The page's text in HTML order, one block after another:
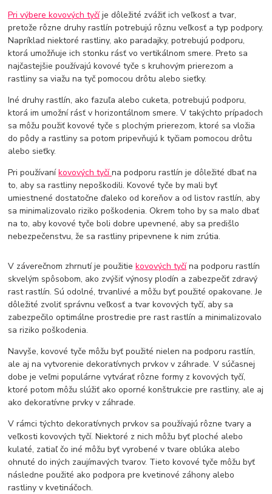
Pri výbere kovových tyčíje dôležité zvážiť ich veľkosť a tvar,
pretože rôzne druhy rastlín potrebujú rôznu veľkosť a typ podpory.
Napríklad niektoré rastliny, ako paradajky, potrebujú podporu,
ktorá umožňuje ich stonku rásť vo vertikálnom smere. Preto sa
najčastejšie používajú kovové tyče s kruhovým prierezom a
rastliny sa viažu na tyč pomocou drôtu alebo sieťky.
Iné druhy rastlín, ako fazuľa alebo cuketa, potrebujú podporu,
ktorá im umožní rásť v horizontálnom smere. V takýchto prípadoch
sa môžu použiť kovové tyče s plochým prierezom, ktoré sa vložia
do pôdy a rastliny sa potom pripevňujú k tyčiam pomocou drôtu
alebo sieťky.
Pri používaníkovových tyčína podporu rastlín je dôležité dbať na
to, aby sa rastliny nepoškodili. Kovové tyče by mali byť
umiestnené dostatočne ďaleko od koreňov a od listov rastlín, aby
sa minimalizovalo riziko poškodenia. Okrem toho by sa malo dbať
na to, aby kovové tyče boli dobre upevnené, aby sa predišlo
nebezpečenstvu, že sa rastliny pripevnene k nim zrútia.
V záverečnom zhrnutí je použitiekovových tyčína podporu rastlín
skvelým spôsobom, ako zvýšiť výnosy plodín a zabezpečiť zdravý
rast rastlín. Sú odolné, trvanlivé a môžu byť použité opakovane. Je
dôležité zvoliť správnu veľkosť a tvar kovových tyčí, aby sa
zabezpečilo optimálne prostredie pre rast rastlín a minimalizovalo
sa riziko poškodenia.
Navyše, kovové tyče môžu byť použité nielen na podporu rastlín,
ale aj na vytvorenie dekoratívnych prvkov v záhrade. V súčasnej
dobe je veľmi populárne vytvárať rôzne formy z kovových tyčí,
ktoré potom môžu slúžiť ako oporné konštrukcie pre rastliny, ale aj
ako dekoratívne prvky v záhrade.
V rámci týchto dekoratívnych prvkov sa používajú rôzne tvary a
veľkosti kovových tyčí. Niektoré z nich môžu byť ploché alebo
kulaté, zatiaľ čo iné môžu byť vyrobené v tvare oblúka alebo
ohnuté do iných zaujímavých tvarov. Tieto kovové tyče môžu byť
následne použité ako podpora pre kvetinové záhony alebo
rastliny v kvetináčoch.